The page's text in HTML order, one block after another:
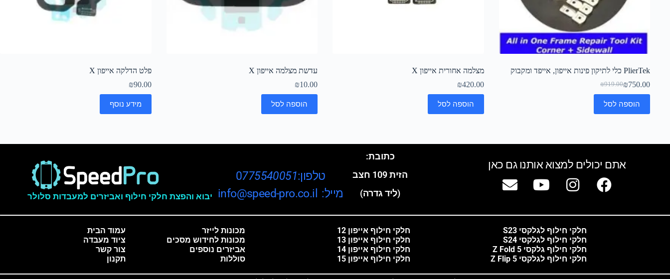
PlierTek כלי לתיקון פינות אייפון, אייפד ומקבוק
₪919.00₪750.00
הוספה לסל
מצלמה אחורית אייפון X
₪420.00
הוספה לסל
עדשת מצלמה אייפון X
₪10.00
הוספה לסל
פלט הדלקה אייפון X
₪90.00
מידע נוסף
אתם יכולים למצוא אותנו גם כאן
יבוא והפצת חלקי חילוף ואביזרים למעבדות סלולר
טלפון:0775540051
מייל: info@speed-pro.co.il
כתובת:
הזית 109 חצב
(ליד גדרה)
עמוד הבית
ציוד מעבדה
צור קשר
תקנון
מכונות לייזר
מכונות לחידוש מסכים
אביזרים נוספים
סוללות
חלקי חילוף אייפון 12
חלקי חילוף אייפון 13
חלקי חילוף אייפון 14
חלקי חילוף אייפון 15
חלקי חילוף לגלקסי S23
חלקי חילוף לגלקסי S24
חלקי חילוף גלקסי Z Fold 5
חלקי חילוף לגלקסי Z Flip 5